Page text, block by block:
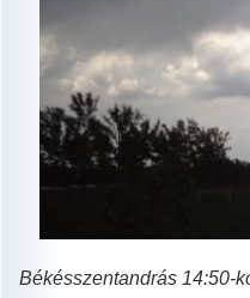
Békésszentandrás 14:50-